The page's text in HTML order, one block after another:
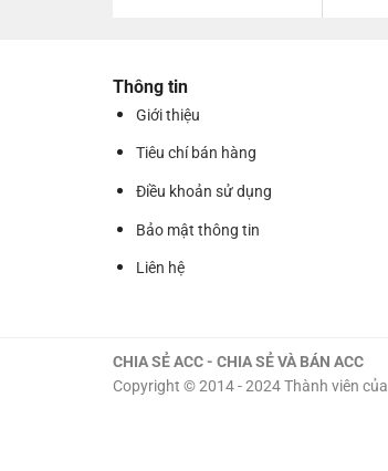
Thông tin
Giới thiệu
Tiêu chí bán hàng
Điều khoản sử dụng
Bảo mật thông tin
Liên hệ
CHIA SẺ ACC - CHIA SẺ VÀ BÁN ACC
Copyright © 2014 - 2024 Thành viên của